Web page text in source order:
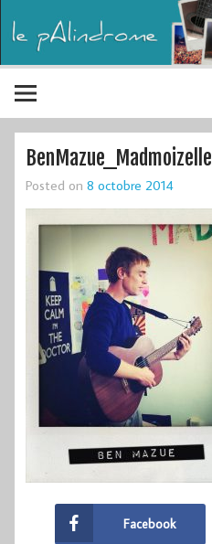
BenMazue_Madmoizelle
Posted on 8 octobre 2014
Facebook